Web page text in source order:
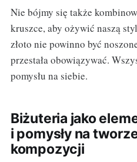
Nie bójmy się także
kruszce, aby ożywić naszą
złoto nie powinno być
przestała obowiązywać.
pomysłu na siebie.
Biżuteria jako
i pomysły na
kompozycji